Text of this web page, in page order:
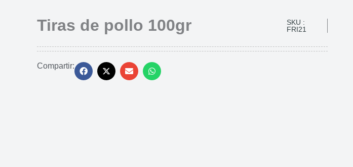
Tiras de pollo 100gr
SKU :
FRI21
Compartir: